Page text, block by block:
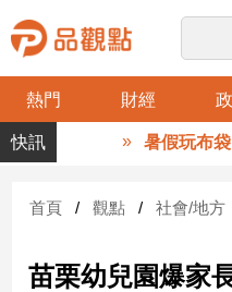
熱門 財經
品
觀
財
台
暑假玩布袋
首頁 觀點 社會/地方
苗栗幼兒園爆家